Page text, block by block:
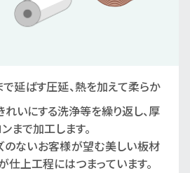
延ばす圧延、熱を加えて柔らか
れいにする洗浄等を繰り返し、厚
まで加工します。
のないお客様が望む美しい板材
仕上工程にはつまっています。